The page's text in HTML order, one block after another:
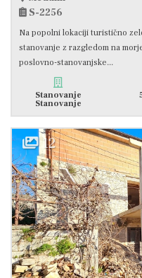
S-2256
Na popolni lokaciji turistično
stanovanje z razgledom na
poslovno-stanovanjske...
Stanovanje
Stanovanje
12